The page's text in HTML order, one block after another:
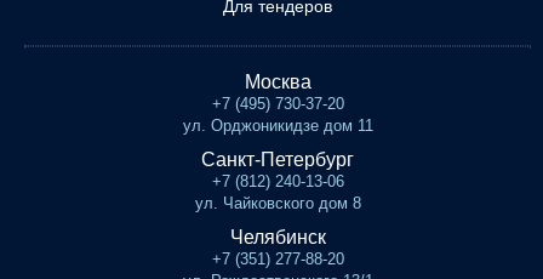
Для тендеров
Москва
+7 (495) 730-37-20
ул. Орджоникидзе дом 11
Санкт-Петербург
+7 (812) 240-13-06
ул. Чайковского дом 8
Челябинск
+7 (351) 277-88-20